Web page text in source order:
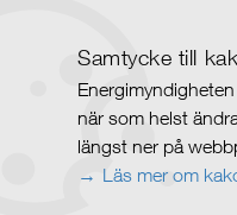
Samtycke till
när som helst
längst ner på
Läs mer om